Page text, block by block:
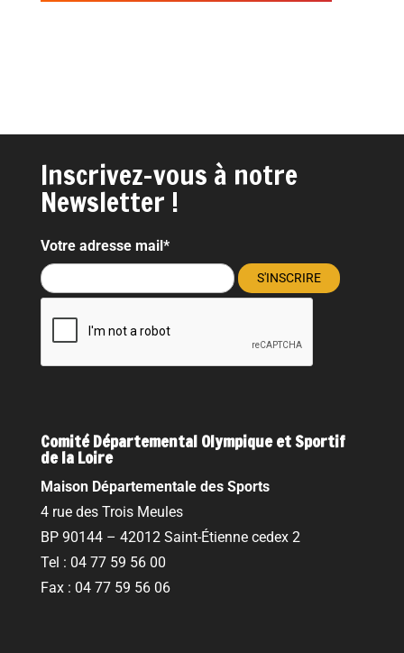
Inscrivez-vous à notre
Newsletter !
Votre adresse mail*
Comité Départemental Olympique et Sportif
de la Loire
Maison Départementale des Sports
4 rue des Trois Meules
BP 90144 – 42012 Saint-Étienne cedex 2
Tel : 04 77 59 56 00
Fax : 04 77 59 56 06